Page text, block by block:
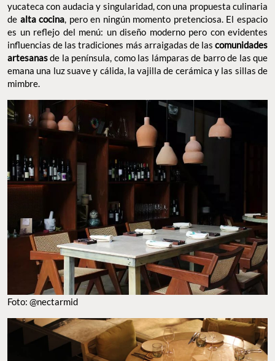
yucateca con audacia y singularidad, con una propuesta culinaria
de alta cocina, pero en ningún momento pretenciosa. El espacio
es un reflejo del menú: un diseño moderno pero con evidentes
influencias de las tradiciones más arraigadas de las comunidades
artesanasde la península, como las lámparas de barro de las que
emana una luz suave y cálida, la vajilla de cerámica y las sillas de
mimbre.
Foto: @nectarmid